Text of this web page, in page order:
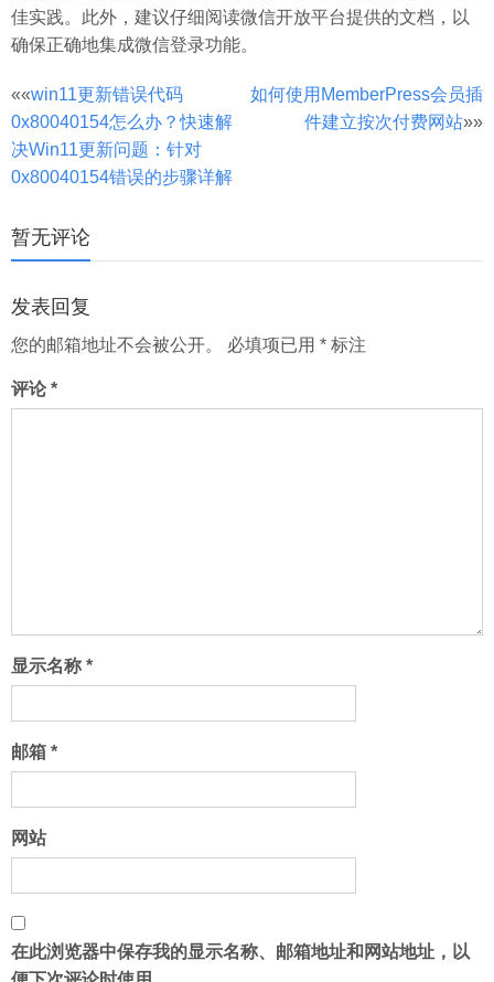
佳实践。此外，建议仔细阅读微信开放平台提供的文档，以
确保正确地集成微信登录功能。
文
章
分
««win11更新错误代码
0x80040154怎么办？快速解
决Win11更新问题：针对
0x80040154错误的步骤详解
如何使用MemberPress会员插
件建立按次付费网站»»
暂无评论
发表回复
您的邮箱地址不会被公开。 必填项已用 * 标注
评论*
显示名称 *
邮箱 *
网站
在此浏览器中保存我的显示名称、邮箱地址和网站地址，以